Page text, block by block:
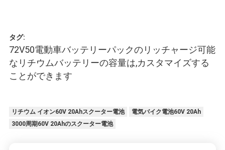
タグ:
72V50電動車バッテリーパックのリッチャージ可能
なリチウムバッテリーの容量は,カスタマイズする
ことができます
リチウム イオン60V 20Ahスクーター電池
電気バイク電池60V 20Ah
3000周期60V 20Ahのスクーター電池